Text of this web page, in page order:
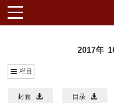
2017年
栏目
封面 目录